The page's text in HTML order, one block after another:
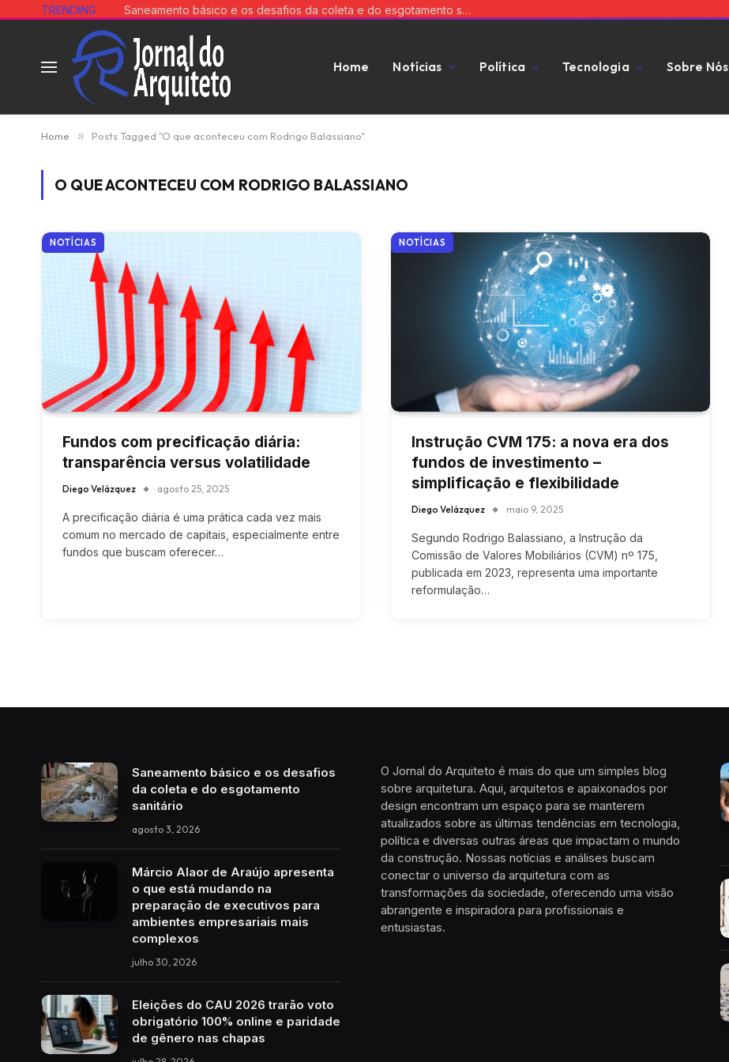
TRENDING Saneamento básico e os desafios da coleta e do esgotamento sanitário
Home Notícias Política Tecnologia Sobre Nós
Home » Posts Tagged "O que aconteceu com Rodrigo Balassiano"
O QUE ACONTECEU COM RODRIGO BALASSIANO
NOTÍCIAS
Fundos com precificação diária:
transparência versus volatilidade
Diego Velázquez agosto 25, 2025
A precificação diária é uma prática cada vez mais
comum no mercado de capitais, especialmente entre
fundos que buscam oferecer…
NOTÍCIAS
Instrução CVM 175: a nova era dos
fundos de investimento –
simplificação e flexibilidade
Diego Velázquez maio 9, 2025
Segundo Rodrigo Balassiano, a Instrução da
Comissão de Valores Mobiliários (CVM) nº 175,
publicada em 2023, representa uma importante
reformulação…
Saneamento básico e os desafios
da coleta e do esgotamento
sanitário
agosto 3, 2026
Márcio Alaor de Araújo apresenta
o que está mudando na
preparação de executivos para
ambientes empresariais mais
complexos
julho 30, 2026
Eleições do CAU 2026 trarão voto
obrigatório 100% online e paridade
de gênero nas chapas
O Jornal do Arquiteto é mais do que um simples blog
sobre arquitetura. Aqui, arquitetos e apaixonados por
design encontram um espaço para se manterem
atualizados sobre as últimas tendências em tecnologia,
política e diversas outras áreas que impactam o mundo
da construção. Nossas notícias e análises buscam
conectar o universo da arquitetura com as
transformações da sociedade, oferecendo uma visão
abrangente e inspiradora para profissionais e
entusiastas.